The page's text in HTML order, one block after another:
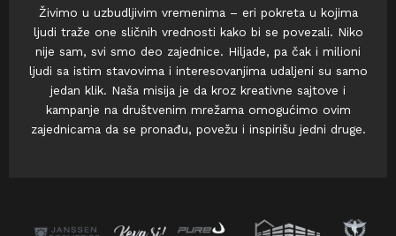
Živimo u uzbudljivim vremenima – eri pokreta u kojima
ljudi traže one sličnih vrednosti kako bi se povezali. Niko
nije sam, svi smo deo zajednice. Hiljade, pa čak i milioni
ljudi sa istim stavovima i interesovanjima udaljeni su samo
jedan klik. Naša misija je da kroz kreativne sajtove i
kampanje na društvenim mrežama omogućimo ovim
zajednicama da se pronađu, povežu i inspirišu jedni druge.